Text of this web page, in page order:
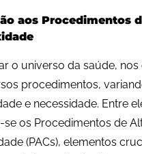
aos Procedimentos
o universo da saúde,
procedimentos,
e necessidade. Entre
os Procedimentos de
(PACs), elementos